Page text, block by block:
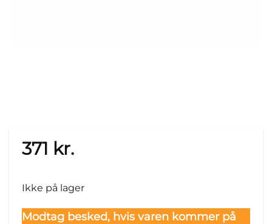
371 kr.
Ikke på lager
Modtag besked, hvis varen kommer på